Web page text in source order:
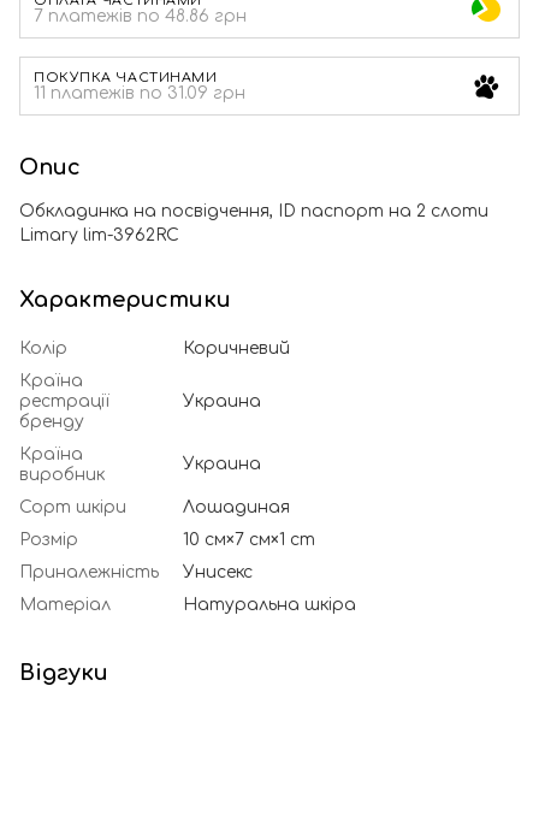
7 платежів по 48.86 грн
ПОКУПКА ЧАСТИНАМИ
11 платежів по 31.09 грн
Опис
Обкладинка на посвідчення, ID паспорт на 2 слоти
Limary lim-3962RC
Характеристики
Колір
Коричневий
Країна
рестрації
бренду
Украина
Країна
виробник
Украина
Сорт шкіри
Лошадиная
Розмір
10 см×7 см×1 cm
Приналежність
Унисекс
Матеріал
Натуральна шкіра
Відгуки